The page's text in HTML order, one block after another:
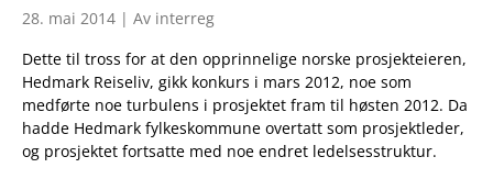
28. mai 2014 | Av interreg
Dette til tross for at den opprinnelige norske prosjekteieren,
Hedmark Reiseliv, gikk konkurs i mars 2012, noe som
medførte noe turbulens i prosjektet fram til høsten 2012. Da
hadde Hedmark fylkeskommune overtatt som prosjektleder,
og prosjektet fortsatte med noe endret ledelsesstruktur.